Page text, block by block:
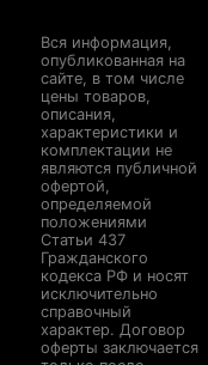
Вся информация,
опубликованная на
сайте, в том числе
цены товаров,
описания,
характеристики и
комплектации не
являются публичной
офертой,
определяемой
положениями
Статьи 437
Гражданского
кодекса РФ и носят
исключительно
справочный
характер. Договор
оферты заключается